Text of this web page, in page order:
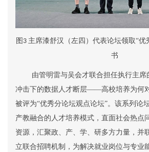
图 3 主席漆舒汉（左四） 代表论坛领取“优
书
由管明雷与吴会才联合担任执行主席
冲击下的数据人才断层——高校培养为何
被评为“优秀分论坛观点论坛”。该系列论
产教融合的人才培养模式，直面社会热点
资源，汇聚政、产、学、研多方力量，并
立联合招聘机制，为解决就业岗位与专业